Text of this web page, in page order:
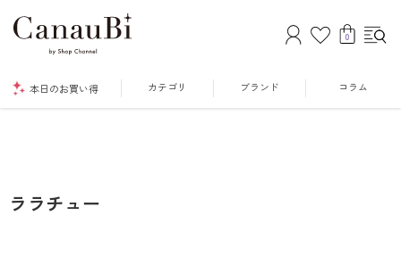
0
本日のお買い得 カテゴリ ブランド コラム
ララチュー